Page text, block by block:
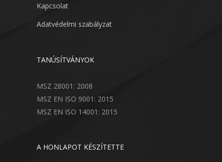
Kapcsolat
Adatvédelmi szabályzat
TANÚSÍTVÁNYOK
MSZ 28001: 2008
MSZ EN ISO 9001: 2015
MSZ EN ISO 14001: 2015
A HONLAPOT KÉSZÍTETTE